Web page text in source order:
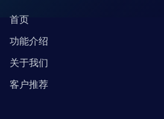
首页
功能介绍
关于我们
客户推荐